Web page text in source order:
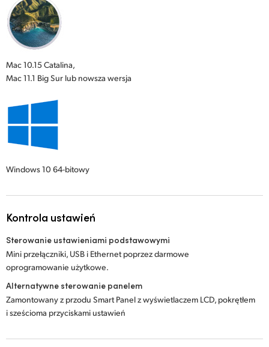
Mac 10.15 Catalina,
Mac 11.1 Big Sur lub nowsza wersja
Windows 10 64-bitowy
Kontrola ustawień
Sterowanie ustawieniami podstawowymi
Mini przełączniki, USB i Ethernet poprzez darmowe
oprogramowanie użytkowe.
Alternatywne sterowanie panelem
Zamontowany z przodu Smart Panel z wyświetlaczem LCD, pokrętłem
i sześcioma przyciskami ustawień